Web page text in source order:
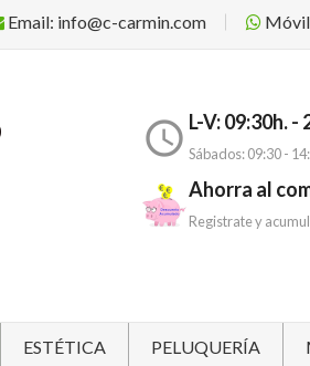
Email: info@c-carmin.com
access_time L-V: 09:30h. -
Sábados: 09:30 -
Ahorra al
Registrate y
ESTÉTICA PELUQUERÍA